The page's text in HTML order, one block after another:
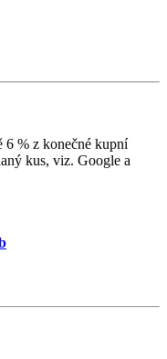
6 % z konečné kupní
kus, viz. Google a